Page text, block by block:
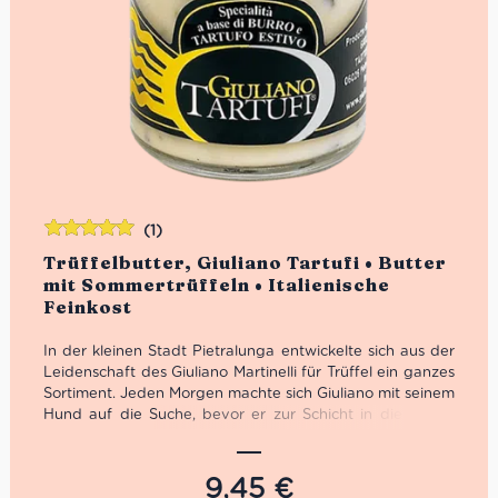
Trüffelbutter, Giuliano Tartufi • Butter
mit Sommertrüffeln • Italienische
Feinkost
(1)
In der kleinen Stadt Pietralunga entwickelte sich aus der
Leidenschaft des Giuliano Martinelli für Trüffel ein ganzes
Sortiment. Jeden Morgen machte sich Giuliano mit seinem
Hund auf die Suche, bevor er zur Schicht in die Fabrik
bekam auf Trüffel Messen die gebührende
Aufmerksamkeit. 2001 öffneten schließlich die Pforten
9,45 €
Bewertet
mit5.00von
5